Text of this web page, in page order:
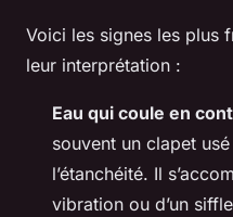
Voici les signes les plus
leur interprétation :
Eau qui coule en
souvent un clapet
l’étanchéité. Il
vibration ou d’un